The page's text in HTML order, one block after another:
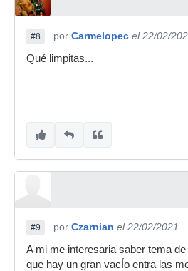
#8 por Carmelopec el 22/02/
Qué limpitas...
#9 por Czarnian el 22/02/2021
A mi me interesaria saber tema
que hay un gran vacÍo entra las